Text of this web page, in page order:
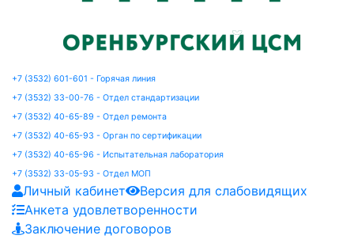
+7 (3532) 601-601 - Горячая линия
+7 (3532) 33-00-76 - Отдел стандартизации
+7 (3532) 40-65-89 - Отдел ремонта
+7 (3532) 40-65-93 - Орган по сертификации
+7 (3532) 40-65-96 - Испытательная лаборатория
+7 (3532) 33-05-93 - Отдел МОП
Личный кабинет
Версия для слабовидящих
Анкета удовлетворенности
Заключение договоров